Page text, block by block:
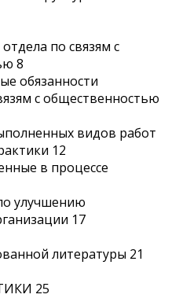
по связям с
8
обязанности
с общественностью
видов работ
12
в процессе
улучшению
17
литературы 21
25